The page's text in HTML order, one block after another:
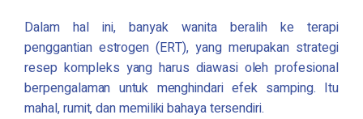
Dalam hal ini, banyak wanita beralih ke terapi
penggantian estrogen (ERT), yang merupakan strategi
resep kompleks yang harus diawasi oleh profesional
berpengalaman untuk menghindari efek samping. Itu
mahal, rumit, dan memiliki bahaya tersendiri.